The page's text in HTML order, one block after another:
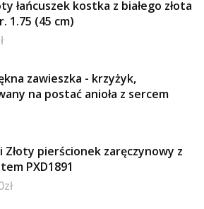
łańcuszek kostka z białego złota
1.75 (45 cm)
zawieszka - krzyżyk,
na postać anioła z sercem
Złoty pierścionek zaręczynowy z
PXD1891
zł